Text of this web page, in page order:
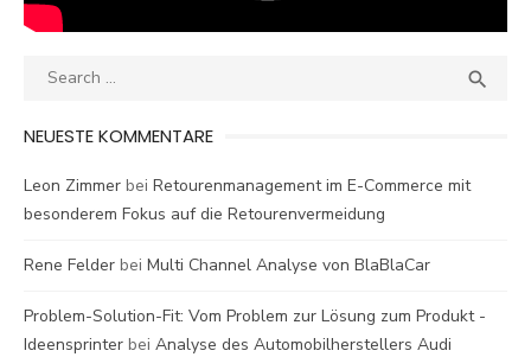
Search

NEUESTE KOMMENTARE
Leon Zimmer bei Retourenmanagement im E-Commerce mit
besonderem Fokus auf die Retourenvermeidung
Rene Felder bei Multi Channel Analyse von BlaBlaCar
Problem-Solution-Fit: Vom Problem zur Lösung zum Produkt -
Ideensprinter bei Analyse des Automobilherstellers Audi